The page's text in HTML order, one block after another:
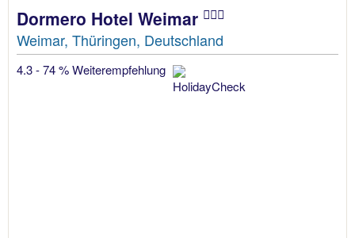
Dormero Hotel Weimar
Weimar, Thüringen, Deutschland
4.3 - 74 % Weiterempfehlung